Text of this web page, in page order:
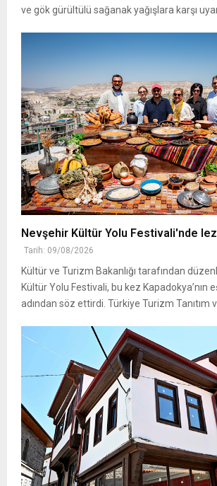
ve gök gürültülü sağanak yağışlara karşı uyarı
Nevşehir Kültür Yolu Festivali'nde
Tarih: 09/08/2026
Kültür ve Turizm Bakanlığı tarafından
Kültür Yolu Festivali, bu kez Kapadokya’nın
adından söz ettirdi. Türkiye Turizm Tanıtım